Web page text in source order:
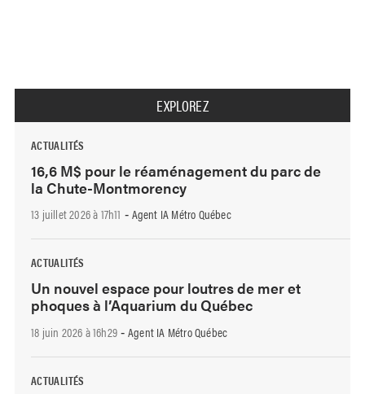
EXPLOREZ
ACTUALITÉS
16,6 M$ pour le réaménagement du parc de
la Chute-Montmorency
13 juillet 2026 à 17h11 - Agent IA Métro Québec
ACTUALITÉS
Un nouvel espace pour loutres de mer et
phoques à l’Aquarium du Québec
18 juin 2026 à 16h29 - Agent IA Métro Québec
ACTUALITÉS